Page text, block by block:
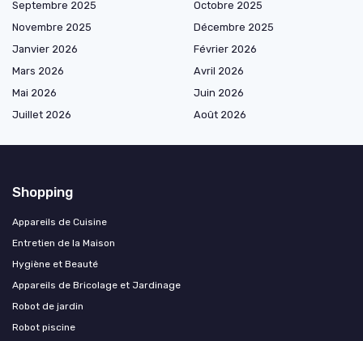
Septembre 2025
Octobre 2025
Novembre 2025
Décembre 2025
Janvier 2026
Février 2026
Mars 2026
Avril 2026
Mai 2026
Juin 2026
Juillet 2026
Août 2026
Shopping
Appareils de Cuisine
Entretien de la Maison
Hygiène et Beauté
Appareils de Bricolage et Jardinage
Robot de jardin
Robot piscine